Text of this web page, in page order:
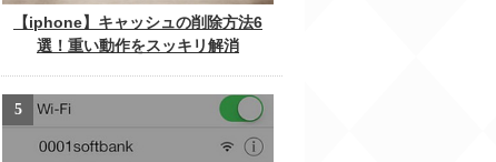
【iphone】キャッシュの削除方法6
選！重い動作をスッキリ解消